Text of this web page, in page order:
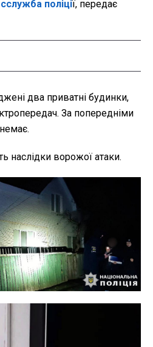
поліції, передає
два приватні будинки,
За попередніми
наслідки ворожої атаки.